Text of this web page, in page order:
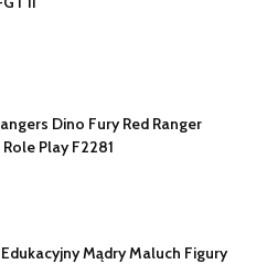
Dino Fury Red Ranger
Play F2281
Mądry Maluch Figury